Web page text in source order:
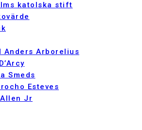
katolska stift
Anders Arborelius
Smeds
Esteves
Jr